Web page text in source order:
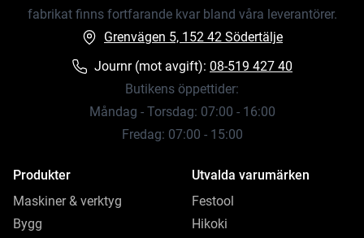
fabrikat finns fortfarande kvar bland våra leverantörer.
Grenvägen 5, 152 42 Södertälje
Journr (mot avgift): 08-519 427 40
Butikens öppettider:
Måndag - Torsdag: 07:00 - 16:00
Fredag: 07:00 - 15:00
Produkter
Maskiner & verktyg
Bygg
Utvalda varumärken
Festool
Hikoki